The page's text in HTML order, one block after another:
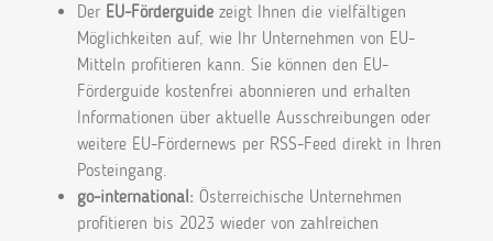
Der EU-Förderguide zeigt Ihnen die vielfältigen
Möglichkeiten auf, wie Ihr Unternehmen von EU-
Mitteln profitieren kann. Sie können den EU-
Förderguide kostenfrei abonnieren und erhalten
Informationen über aktuelle Ausschreibungen oder
weitere EU-Fördernews per RSS-Feed direkt in Ihren
Posteingang.
go-international: Österreichische Unternehmen
profitieren bis 2023 wieder von zahlreichen